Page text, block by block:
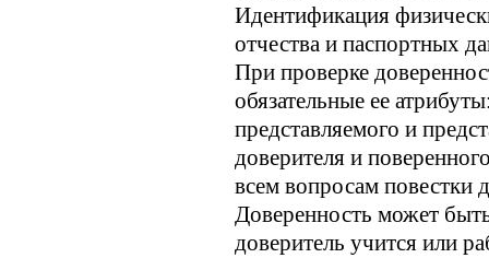
Идентификация
отчества и паспортных
При проверке
обязательные ее
представляемого и
доверителя и
всем вопросам повестки
Доверенность может
доверитель учится или